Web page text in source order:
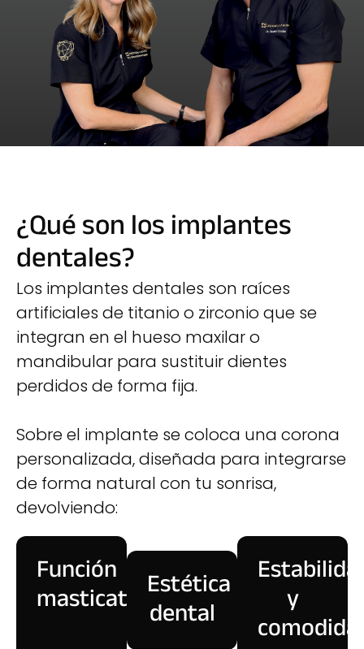
¿Qué son los implantes
dentales?
Los implantes dentales son raíces
artificiales de titanio o zirconio que se
integran en el hueso maxilar o
mandibular para sustituir dientes
perdidos de forma fija.
Sobre el implante se coloca una corona
personalizada, diseñada para integrarse
de forma natural con tu sonrisa,
devolviendo:
Función
masticatoriaEstética
dental y